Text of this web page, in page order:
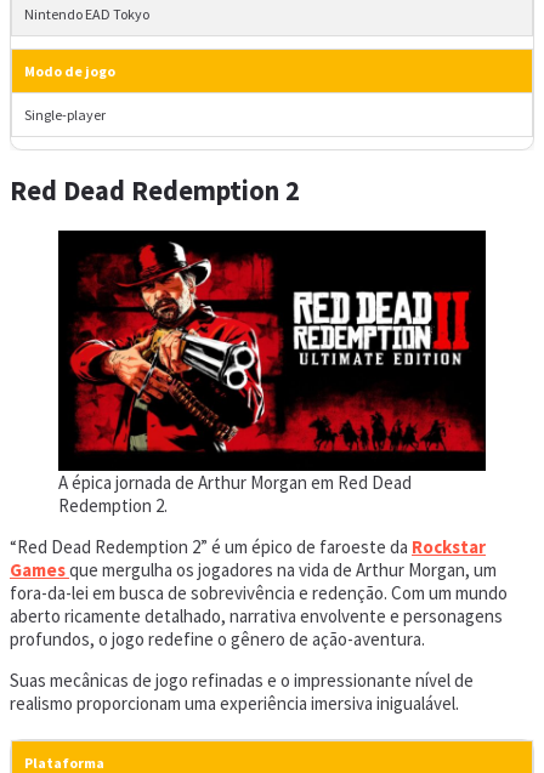
Nintendo EAD Tokyo
Modo de jogo
Single-player
Red Dead Redemption 2
A épica jornada de Arthur Morgan em Red Dead
Redemption 2.
“Red Dead Redemption 2” é um épico de faroeste da Rockstar
Gamesque mergulha os jogadores na vida de Arthur Morgan, um
fora-da-lei em busca de sobrevivência e redenção. Com um mundo
aberto ricamente detalhado, narrativa envolvente e personagens
profundos, o jogo redefine o gênero de ação-aventura.
Suas mecânicas de jogo refinadas e o impressionante nível de
realismo proporcionam uma experiência imersiva inigualável.
Plataforma